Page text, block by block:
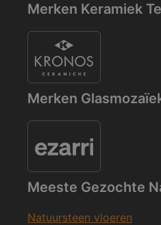
Merken Keramiek
Merken
Meeste Gezochte
Natuursteen vloeren